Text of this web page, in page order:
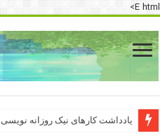
E html>
یادداشت کارهای نیک روزانه نویسی